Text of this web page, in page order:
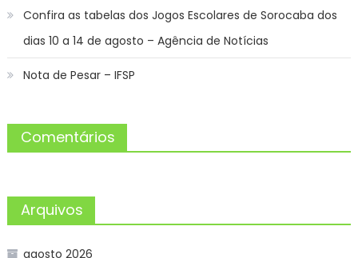
Confira as tabelas dos Jogos Escolares de Sorocaba dos
dias 10 a 14 de agosto – Agência de Notícias
Nota de Pesar – IFSP
Comentários
Arquivos
agosto 2026